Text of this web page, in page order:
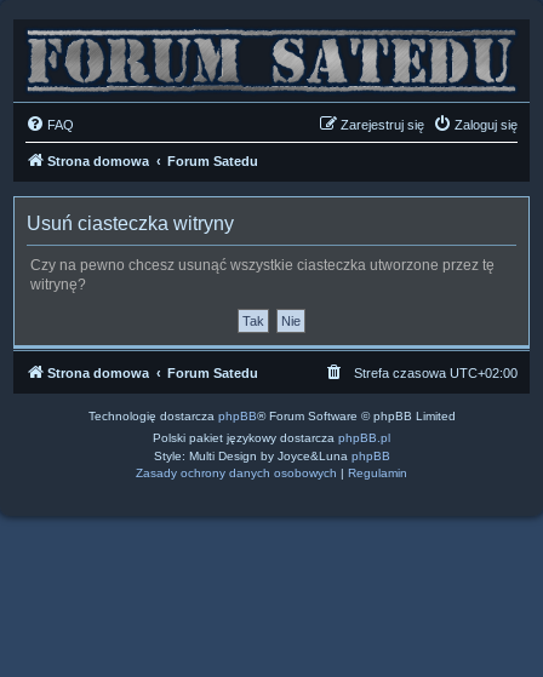
FAQ Zaloguj się
Zarejestruj się
Strona domowa Forum Satedu
Usuń ciasteczka witryny
Czy na pewno chcesz usunąć wszystkie ciasteczka utworzone przez tę
witrynę?
Strona domowa Forum Satedu Strefa czasowa UTC+02:00
Technologię dostarcza phpBB® Forum Software © phpBB Limited
Polski pakiet językowy dostarcza phpBB.pl
Style: Multi Design by Joyce&Luna phpBB
Zasady ochrony danych osobowych | Regulamin